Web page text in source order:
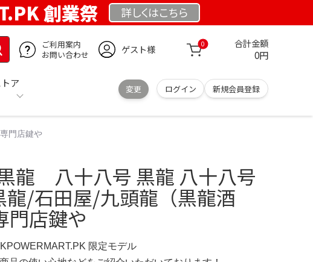
創業祭 詳しくはこちら
ご利用案内
お問い合わせ
ゲスト様 0 合計金額
0円
ア
変更 ログイン 新規会員登録
門店鍵や
龍 八十八号 黒龍 八十八号
龍/石田屋/九頭龍（黒龍酒
門店鍵や
限定モデル